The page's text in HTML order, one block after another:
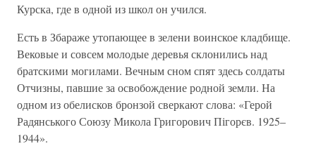
Курска, где в одной из школ он учился.
Есть в Збараже утопающее в зелени воинское кладбище.
Вековые и совсем молодые деревья склонились над
братскими могилами. Вечным сном спят здесь солдаты
Отчизны, павшие за освобождение родной земли. На
одном из обелисков бронзой сверкают слова: «Герой
Радянського Союзу Микола Григорович Пігорєв. 1925–
1944».